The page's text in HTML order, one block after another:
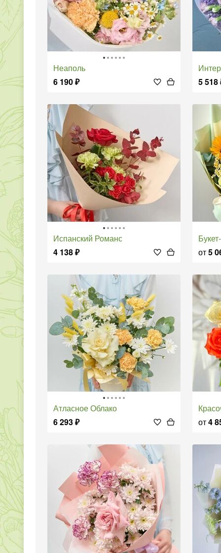
Неаполь
6 190₽
5 518
Испанский Романс
4 138₽
от5
Атласное Облако
6 293₽
от4